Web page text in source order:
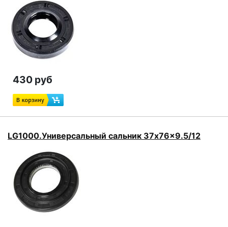
430 руб
LG1000.Универсальный сальник 37x76x9.5/12